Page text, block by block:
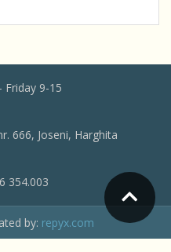
Friday 9-15
666, Joseni, Harghita
354.003
by: repyx.com